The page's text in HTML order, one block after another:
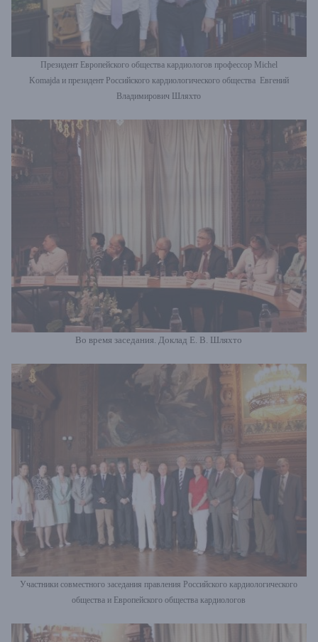
Президент Европейского общества кардиологов профессор Michel
Komajda и президент Российского кардиологического общества Евгений
Владимирович Шляхто
Во время заседания. Доклад Е. В. Шляхто
Участники совместного заседания правления Российского кардиологического
общества и Европейского общества кардиологов